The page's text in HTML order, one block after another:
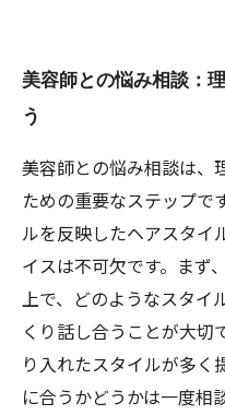
美容師との悩み相談：
う
美容師との悩み相談は、
ための重要なステップで
ルを反映したヘアスタイ
イスは不可欠です。まず
上で、どのようなスタイ
くり話し合うことが大切
り入れたスタイルが多く
に合うかどうかは一度相